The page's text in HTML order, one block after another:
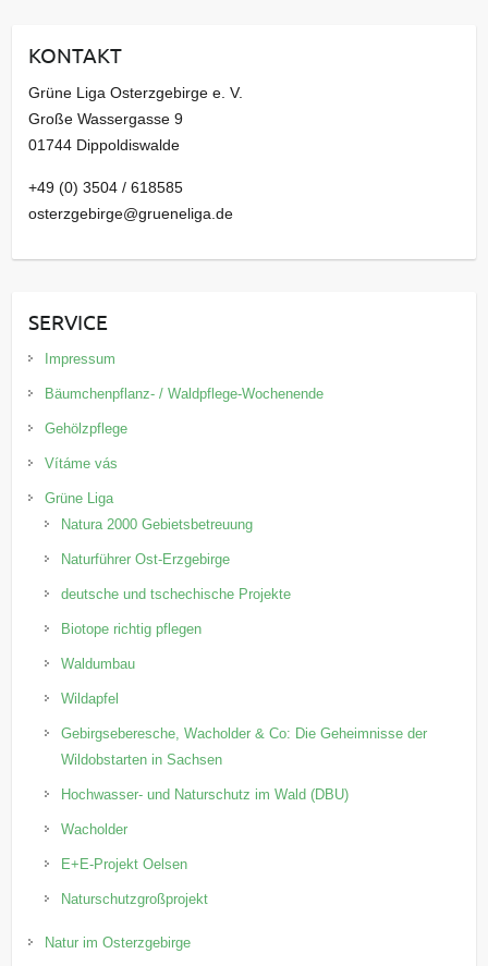
v
KONTAKT
Grüne Liga Osterzgebirge e. V.
Große Wassergasse 9
01744 Dippoldiswalde
+49 (0) 3504 / 618585
osterzgebirge@grueneliga.de
SERVICE
Impressum
Bäumchenpflanz- / Waldpflege-Wochenende
Gehölzpflege
Vítáme vás
Grüne Liga
Natura 2000 Gebietsbetreuung
Naturführer Ost-Erzgebirge
deutsche und tschechische Projekte
Biotope richtig pflegen
Waldumbau
Wildapfel
Gebirgseberesche, Wacholder & Co: Die Geheimnisse der
Wildobstarten in Sachsen
Hochwasser- und Naturschutz im Wald (DBU)
Wacholder
E+E-Projekt Oelsen
Naturschutzgroßprojekt
Natur im Osterzgebirge